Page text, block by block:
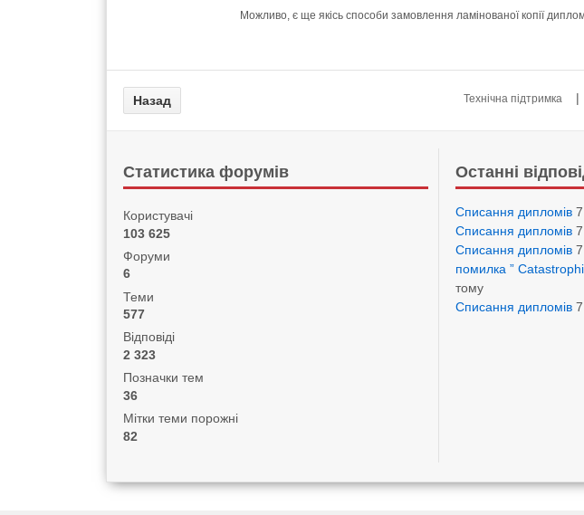
Можливо, є ще якісь способи замовлення ламінованої копії
Технічна підтримка |
Статистика форумів
Користувачі
103 625
Форуми
6
Теми
577
Відповіді
2 323
Позначки тем
36
Мітки теми порожні
82
Останні
Списання дипломів
Списання дипломів
Списання дипломів
помилка ”
тому
Списання дипломів